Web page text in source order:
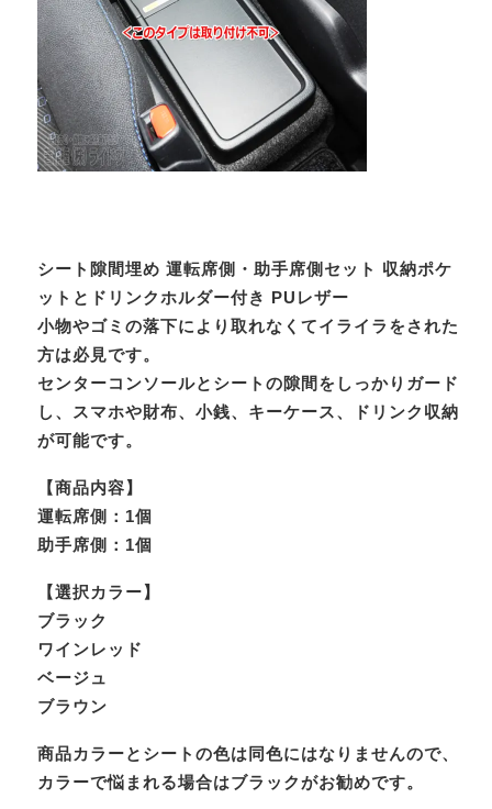
シート隙間埋め 運転席側・助手席側セット 収納ポケ
ットとドリンクホルダー付き PUレザー
小物やゴミの落下により取れなくてイライラをされた
方は必見です。
センターコンソールとシートの隙間をしっかりガード
し、スマホや財布、小銭、キーケース、ドリンク収納
が可能です。
【商品内容】
運転席側：1個
助手席側：1個
【選択カラー】
ブラック
ワインレッド
ベージュ
ブラウン
商品カラーとシートの色は同色にはなりませんので、
カラーで悩まれる場合はブラックがお勧めです。